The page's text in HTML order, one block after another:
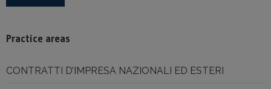
Practice areas
CONTRATTI D’IMPRESA NAZIONALI ED ESTERI